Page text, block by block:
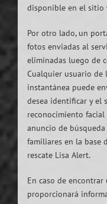
disponible en el sitio
Por otro lado, un
fotos enviadas al
eliminadas luego de
Cualquier usuario de
instantánea puede
desea identificar y el
reconocimiento facial
anuncio de
familiares en la base
rescate Lisa Alert.
En caso de
proporcionará